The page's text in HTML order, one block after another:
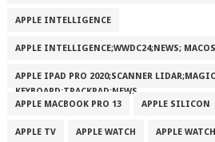
APPLE INTELLIGENCE
APPLE INTELLIGENCE;WWDC24;NEWS;
APPLE IPAD PRO 2020;SCANNER LIDAR;MAGIC
KEYBOARD;TRACKPAD;NEWS
APPLE MACBOOK PRO 13
APPLE SILICON
APPLE TV APPLE WATCH APPLE